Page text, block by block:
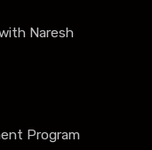
Naresh
Program